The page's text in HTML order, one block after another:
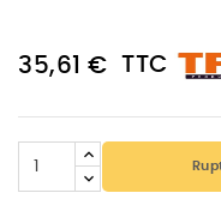
35,61 € TTC